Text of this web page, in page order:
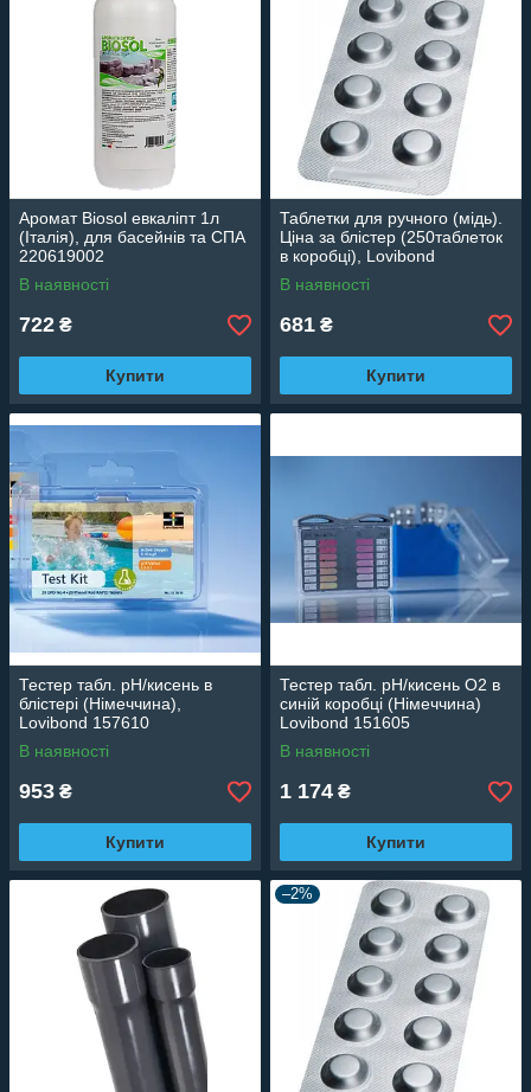
Аромат Biosol евкаліпт 1л
(Італія), для басейнів та СПА
220619002
В наявності
722 ₴
Купити
Таблетки для ручного (мідь).
Ціна за блістер (250таблеток
в коробці), Lovibond
(Німеччина) 513551BT
В наявності
681 ₴
Купити
Тестер табл. рН/кисень в
блістері (Німеччина),
Lovibond 157610
В наявності
953 ₴
Купити
Тестер табл. рН/кисень О2 в
синій коробці (Німеччина)
Lovibond 151605
В наявності
1 174 ₴
Купити
–2%